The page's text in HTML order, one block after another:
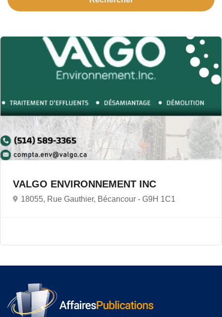
VALGO ENVIRONNEMENT INC
18055, Rue Gauthier, Bécancour - G9H 1C1